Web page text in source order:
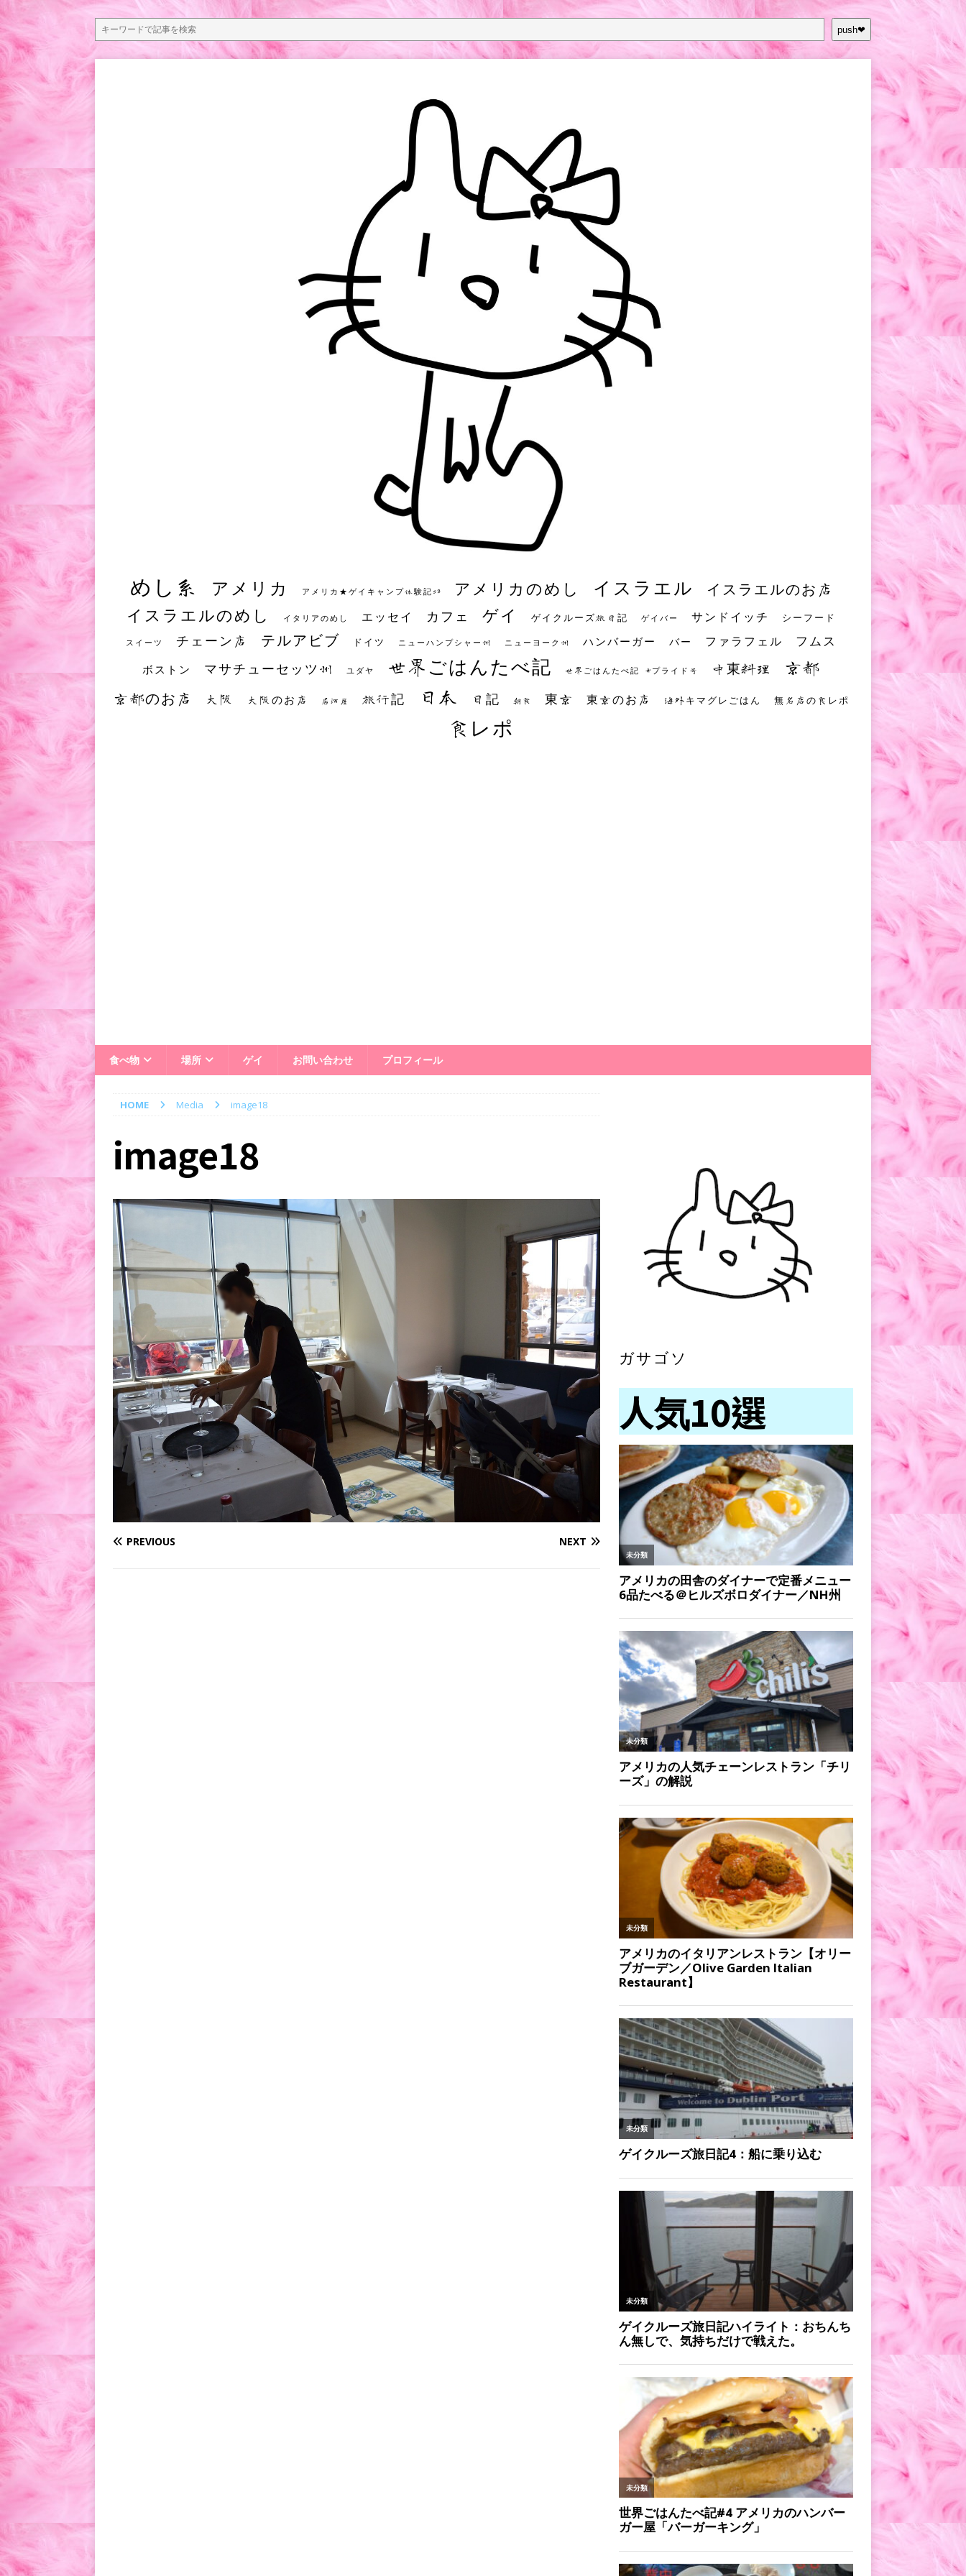
push❤︎
めし系 アメリカ アメリカ★ゲイキャンプ体験記S3 アメリカのめし イスラエル イスラエルのお店
イスラエルのめし イタリアのめし エッセイ カフェ ゲイ ゲイクルーズ旅日記 ゲイバー サンドイッチ シーフード
スイーツ チェーン店 テルアビブ ドイツ ニューハンプシャー州 ニューヨーク州 ハンバーガー バー ファラフェル フムス
ボストン マサチューセッツ州 ユダヤ 世界ごはんたべ記 世界ごはんたべ記 #プライド号 中東料理 京都
京都のお店 大阪 大阪のお店 居酒屋 旅行記 日本 日記 朝食 東京 東京のお店 海外キマグレごはん 無名店の食レポ
食レポ
食べ物 場所 ゲイ お問い合わせ プロフィール
HOME Media image18
image18
PREVIOUS NEXT
ガサゴソ
人気10選